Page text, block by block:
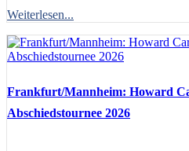
Weiterlesen...
Frankfurt/Mannheim: Howard
Abschiedstournee 2026